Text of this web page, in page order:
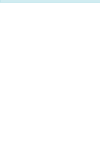
Вопрос-ответ